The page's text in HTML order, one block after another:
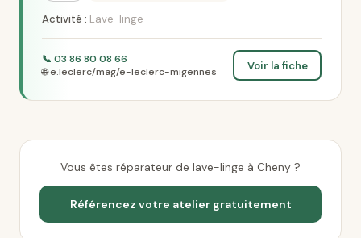
Activité : Lave-linge
📞 03 86 80 08 66
🌐 e.leclerc/mag/e-leclerc-migennes
Voir la fiche
Vous êtes réparateur de lave-linge à Cheny ?
Référencez votre atelier gratuitement